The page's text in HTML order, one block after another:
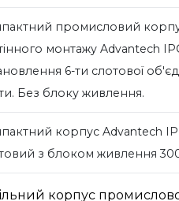
промисловий
монтажу Advantech
6-ти слотової
Без блоку живлення.
корпус Advantech
з блоком живлення
корпус